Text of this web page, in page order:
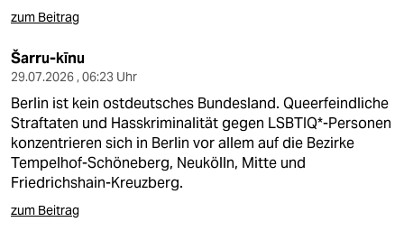
zum Beitrag
Šarru-kīnu
29.07.2026 , 06:23 Uhr
Berlin ist kein ostdeutsches Bundesland. Queerfeindliche
Straftaten und Hasskriminalität gegen LSBTIQ*-Personen
konzentrieren sich in Berlin vor allem auf die Bezirke
Tempelhof-Schöneberg, Neukölln, Mitte und
Friedrichshain-Kreuzberg.
zum Beitrag